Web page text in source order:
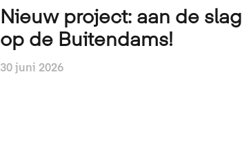
Nieuw project: aan de slag
op de Buitendams!
30 juni 2026